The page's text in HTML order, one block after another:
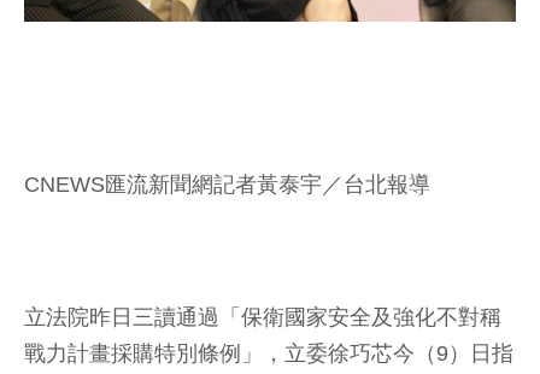
CNEWS匯流新聞網記者黃泰宇／台北報導
立法院昨日三讀通過「保衛國家安全及強化不對稱
戰力計畫採購特別條例」，立委徐巧芯今（9）日指